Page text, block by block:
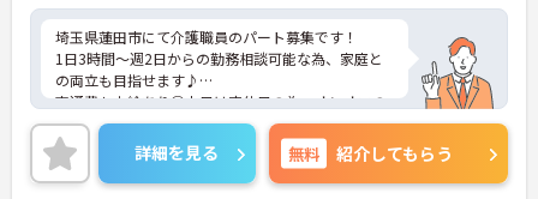
埼玉県蓮田市にて介護職員のパート募集です！
1日3時間～週2日からの勤務相談可能な為、家庭と
の両立も目指せます♪
交通費も支給あり◎土日は定休日の為、オンオフの
メリハリもしっかりつきます◎
ご興味のある方には、面接対策ポイントなどさらに
詳細をお話いたしますので、お気軽にご相談くださ
い。
詳細を見る 無料 紹介してもらう